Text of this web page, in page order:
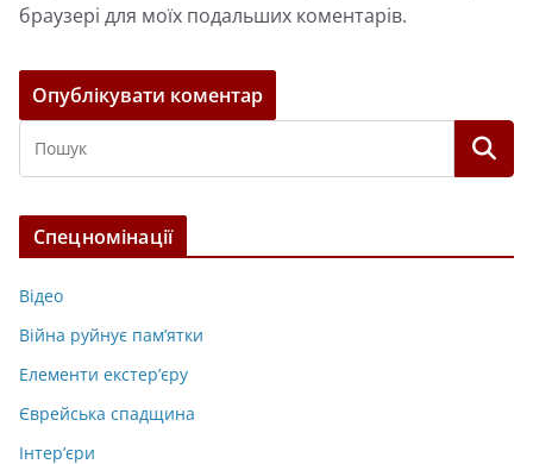
браузері для моїх подальших коментарів.
Спецномінації
Відео
Війна руйнує пам’ятки
Елементи екстер’єру
Єврейська спадщина
Інтер’єри